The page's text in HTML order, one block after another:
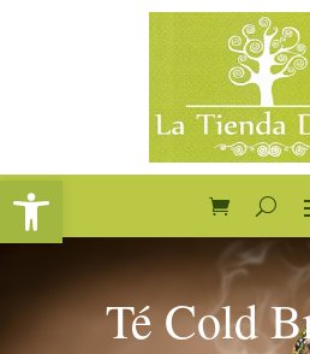
Abrir barra de herramientas
Té Cold